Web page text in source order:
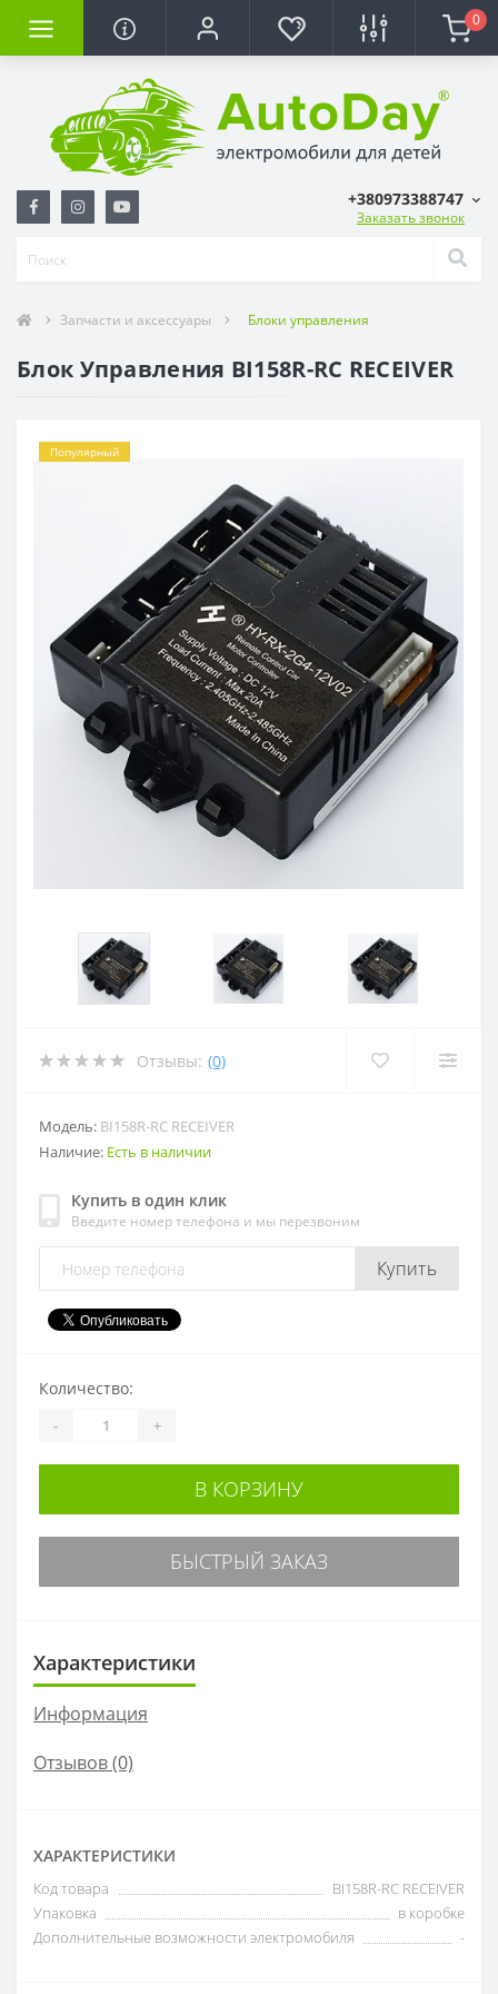
0
+380973388747
Заказать звонок
Запчасти и аксессуары Блоки управления
Блок Управления BI158R-RC RECEIVER
Популярный
Отзывы: (0)
Модель: BI158R-RC RECEIVER
Наличие: Есть в наличии
Купить в один клик
Введите номер телефона и мы перезвоним
Купить
Количество:
- +
В КОРЗИНУ
БЫСТРЫЙ ЗАКАЗ
Характеристики
Информация
Отзывов (0)
ХАРАКТЕРИСТИКИ
Код товара
BI158R-RC RECEIVER
Упаковка
в коробке
Дополнительные возможности электромобиля
-